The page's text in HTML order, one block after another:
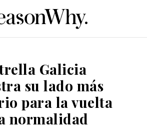
Galicia
su lado más
para la vuelta
normalidad